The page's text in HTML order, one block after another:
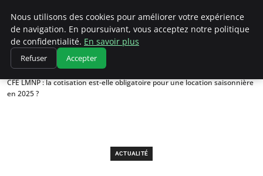
Chasseur De Tête
Accueil
Actualité
CFE LMNP : la cotisation est-elle obligatoire pour une location saisonnière
en 2025 ?
ACTUALITÉ
Nous utilisons des cookies pour améliorer votre expérience
de navigation. En poursuivant, vous acceptez notre politique
de confidentialité. En savoir plus
Refuser Accepter